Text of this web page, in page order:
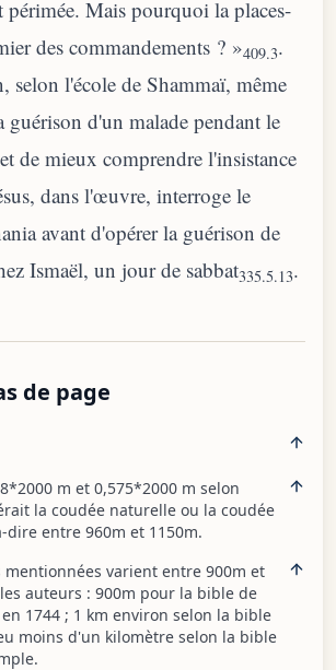
périmée. Mais pourquoi la places-
des commandements ? »409.3.
selon l'école de Shammaï, même
guérison d'un malade pendant le
de mieux comprendre l'insistance
dans l'œuvre, interroge le
avant d'opérer la guérison de
Ismaël, un jour de sabbat335.5.13.
de page
m et 0,575*2000 m selon
la coudée naturelle ou la coudée
dire entre 960m et 1150m.
mentionnées varient entre 900m et
auteurs : 900m pour la bible de
1744 ; 1 km environ selon la bible
moins d'un kilomètre selon la bible